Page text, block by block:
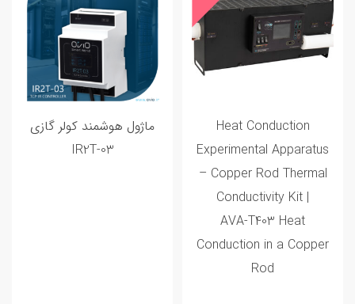
Heat Conduction
Experimental Apparatus
– Copper Rod Thermal
Conductivity Kit |
AVA‑T403 Heat
Conduction in a Copper
Rod
ماژول هوشمند کولر گازی
IR2T-03